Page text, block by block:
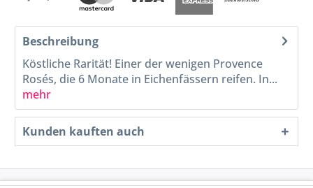
Beschreibung
Köstliche Rarität! Einer der wenigen Provence
Rosés, die 6 Monate in Eichenfässern reifen. In...
mehr
Kunden kauften auch